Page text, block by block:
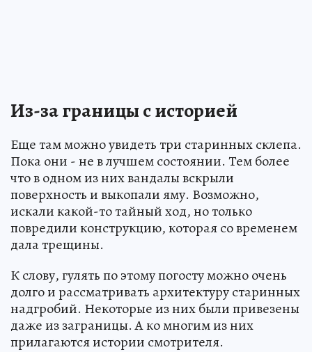
Из-за границы с историей
Еще там можно увидеть три старинных склепа.
Пока они - не в лучшем состоянии. Тем более
что в одном из них вандалы вскрыли
поверхность и выкопали яму. Возможно,
искали какой-то тайный ход, но только
повредили конструкцию, которая со временем
дала трещины.
К слову, гулять по этому погосту можно очень
долго и рассматривать архитектуру старинных
надгробий. Некоторые из них были привезены
даже из заграницы. А ко многим из них
прилагаются истории смотрителя.